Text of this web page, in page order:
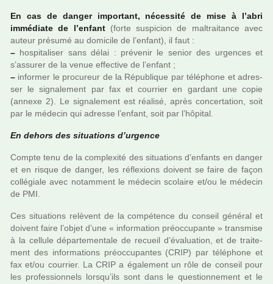
En cas de danger impor­tant, néces­sité de mise à l’abri
immé­diate de l’enfant(forte sus­pi­cion de mal­trai­tance avec
auteur pré­sumé au domi­cile de l’enfant), il faut :
– hos­pi­ta­li­ser sans délai : pré­ve­nir le senior des urgen­ces et
s’assu­rer de la venue effec­tive de l’enfant ;
– infor­mer le pro­cu­reur de la République par télé­phone et adres­
ser le signa­le­ment par fax et cour­rier en gar­dant une copie
(annexe 2). Le signa­le­ment est réa­lisé, après concer­ta­tion, soit
par le méde­cin qui adresse l’enfant, soit par l’hôpi­tal.
En dehors des situa­tions d’urgence
Compte tenu de la com­plexité des situa­tions d’enfants en danger
et en risque de danger, les réflexions doi­vent se faire de façon
col­lé­giale avec notam­ment le méde­cin sco­laire et/ou le méde­cin
de PMI.
Ces situa­tions relè­vent de la com­pé­tence du conseil géné­ral et
doi­vent faire l’objet d’une « infor­ma­tion préoc­cu­pante » trans­mise
à la cel­lule dépar­te­men­tale de recueil d’évaluation, et de trai­te­
ment des infor­ma­tions préoc­cu­pan­tes (CRIP) par télé­phone et
fax et/ou cour­rier. La CRIP a également un rôle de conseil pour
les pro­fes­sion­nels lorsqu’ils sont dans le ques­tion­ne­ment et le